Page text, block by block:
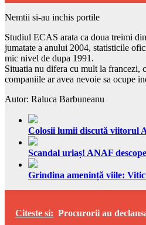
Nemtii si-au inchis portile
Studiul ECAS arata ca doua treimi
jumatate a anului 2004, statisticile
mic nivel de dupa 1991.
Situatia nu difera cu mult la francezi,
companiile ar avea nevoie sa ocupe
Autor: Raluca Barbuneanu
Colosii lumii discută viitorul
Scandal uriaș! ANAF
Grindina amenință viile:
Citeste si: Procurorii au